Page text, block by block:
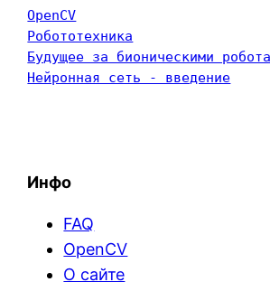
OpenCV
Робототехника
Будущее за бионическими
Нейронная сеть - введение
Инфо
FAQ
OpenCV
О сайте